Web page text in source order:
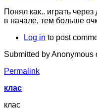
Понял как.. играть
в начале, тем больше
Log in to post
Submitted byAnonymous
Permalink
клас
клас